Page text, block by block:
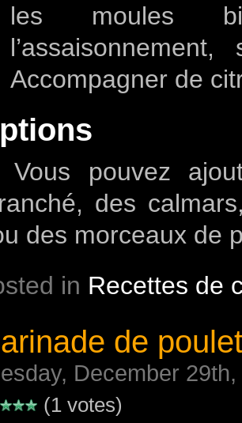
les moules
Accompagner de
Vous pouvez
des
des morceaux de
in Recettes de
de poulet
December
(1 votes)